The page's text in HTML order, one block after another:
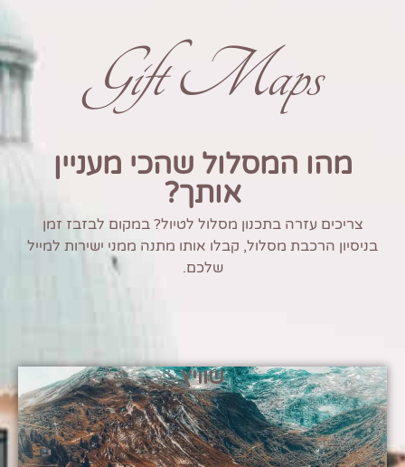
Gift Maps
מהו המסלול שהכי מעניין
אותך?
צריכים עזרה בתכנון מסלול לטיול? במקום לבזבז זמן
בניסיון הרכבת מסלול, קבלו אותו מתנה ממני ישירות למייל
שלכם.
שוויץ